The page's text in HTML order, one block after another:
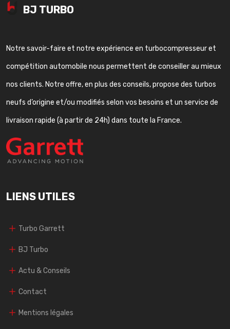
BJ TURBO
Notre savoir-faire et notre expérience en turbocompresseur et
compétition automobile nous permettent de conseiller au mieux
nos clients. Notre offre, en plus des conseils, propose des turbos
neufs d’origine et/ou modifiés selon vos besoins et un service de
livraison rapide (à partir de 24h) dans toute la France.
LIENS UTILES
Turbo Garrett
BJ Turbo
Actu & Conseils
Contact
Mentions légales